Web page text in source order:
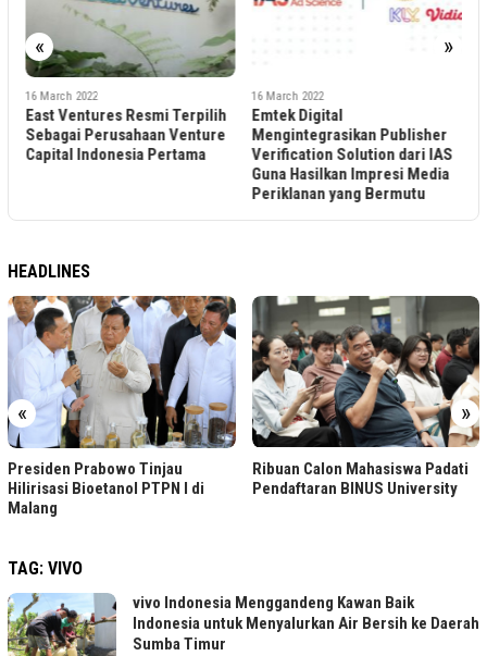
« »
Terpilih
Venture
Pertama
Emtek Digital
Mengintegrasikan Publisher
Verification Solution dari IAS
Guna Hasilkan Impresi Media
Periklanan yang Bermutu
results with record
earnings, though
lie ahead
HEADLINES
« »
I di
Ribuan Calon Mahasiswa Padati
Pendaftaran BINUS University
Bintang Laut PIK
Kuliner, Mancing, dan
TAG: VIVO
vivo Indonesia Menggandeng Kawan Baik
Indonesia untuk Menyalurkan Air Bersih ke Daerah
Sumba Timur